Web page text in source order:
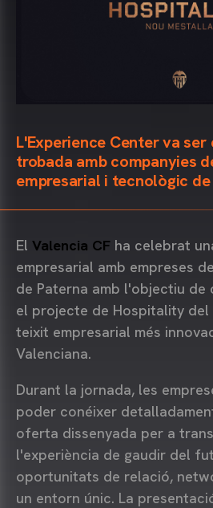
L'Experience Center va ser
trobada amb companyies
empresarial i tecnològic
El Valencia CF ha celebrat
empresarial amb empreses
de Paterna amb l'objectiu
el projecte de Hospitality del
teixit empresarial més
Valenciana.
Durant la jornada, les
poder conéixer
oferta dissenyada per a
l'experiència de gaudir del
oportunitats de relació,
un entorn únic. La